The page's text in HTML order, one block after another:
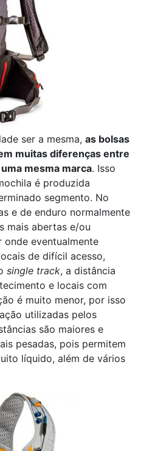
ser a mesma, as bolsas
muitas diferenças entre
mesma marca. Isso
é produzida
segmento. No
e de enduro normalmente
mais abertas e/ou
onde eventualmente
de difícil acesso,
single track, a distância
e locais com
é muito menor, por isso
utilizadas pelos
são maiores e
pesadas, pois permitem
líquido, além de vários